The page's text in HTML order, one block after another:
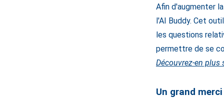
Afin d'augmenter
l'AI Buddy. Cet
les questions
permettre de se
Découvrez-en plus
Un grand merci